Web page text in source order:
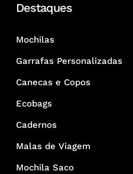
Destaques
Mochilas
Garrafas Personalizadas
Canecas e Copos
Ecobags
Cadernos
Malas de Viagem
Mochila Saco